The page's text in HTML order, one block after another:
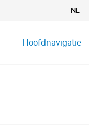
NL
Hoofdnavigatie